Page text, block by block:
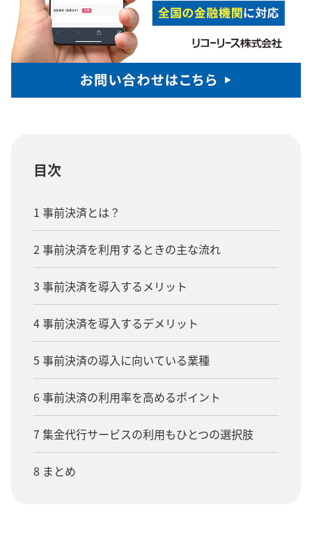
目次
1 事前決済とは？
2 事前決済を利用するときの主な流れ
3 事前決済を導入するメリット
4 事前決済を導入するデメリット
5 事前決済の導入に向いている業種
6 事前決済の利用率を高めるポイント
7 集金代行サービスの利用もひとつの選択肢
8 まとめ